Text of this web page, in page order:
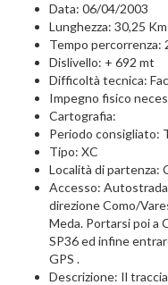
Data: 06/04/2003
Lunghezza: 30,25 Km
Tempo percorrenza:
Dislivello: + 692 mt
Difficoltà tecnica:
Impegno fisico
Cartografia:
Periodo consigliato:
Tipo: XC
Località di partenza:
Accesso:
direzione Como/
Meda. Portarsi poi a
SP36 ed infine
GPS .
Descrizione: Il